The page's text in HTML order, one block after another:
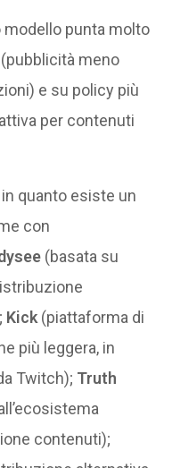
modello punta molto
(pubblicità meno
e su policy più
per contenuti
quanto esiste un
con
(basata su
Kick (piattaforma di
più leggera, in
Twitch); Truth
contenuti);